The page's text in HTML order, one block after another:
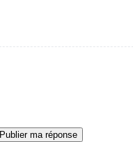
Publier ma réponse